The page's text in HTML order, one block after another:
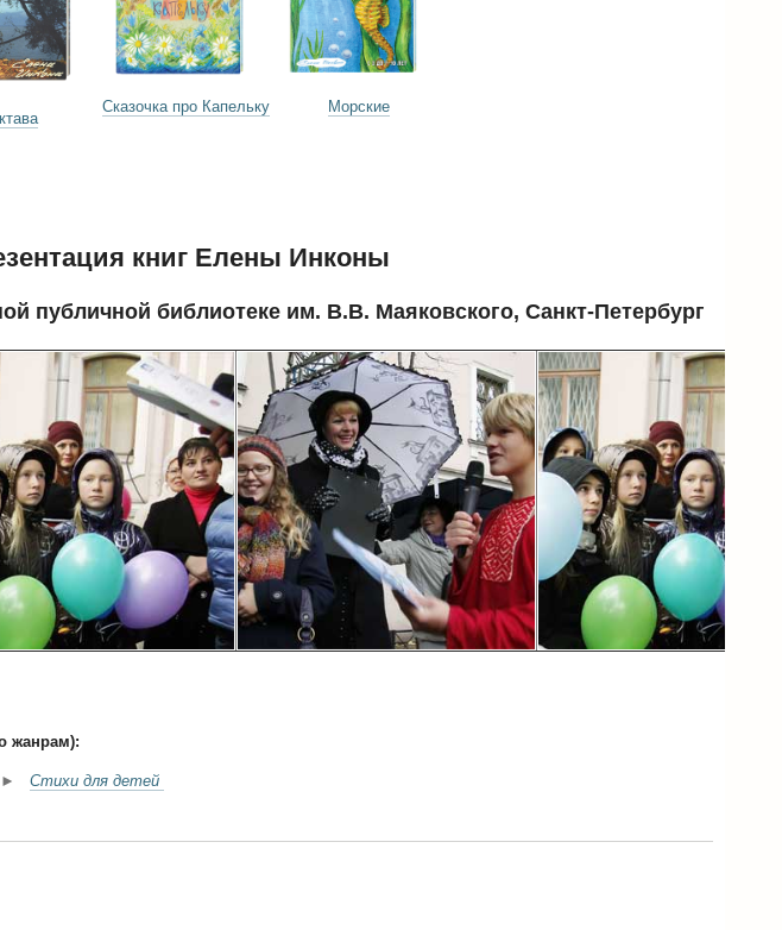
Сказочка про Капельку Морские
книг Елены Инконы
публичной библиотеке им. В.В. Маяковского, Санкт-Петербург
жанрам):
Стихи для детей